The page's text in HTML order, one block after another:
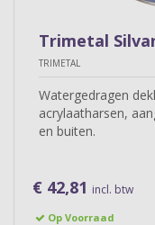
Trimetal
TRIMETAL
Watergedragen
acrylaatharsen,
en buiten.
€ 42,81 incl. btw
Op Voorraad